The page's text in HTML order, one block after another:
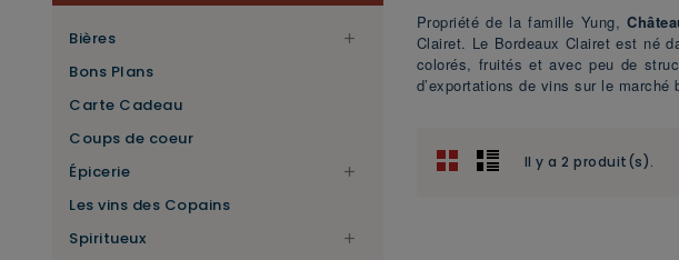
Bières 
Bons Plans
Carte Cadeau
Coups de coeur
Épicerie

Les vins des Copains
Spiritueux

Propriété de la famille Yung,
Clairet. Le Bordeaux Clairet est né
colorés, fruités et avec peu de
d’exportations de vins sur le marché
Il y a 2 produit(s).